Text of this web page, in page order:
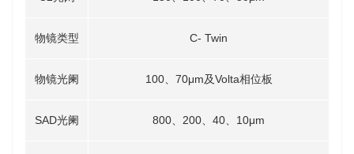
物镜类型 C- Twin
物镜光阑 100、70μm及Volta相位板
SAD光阑 800、200、40、10μm